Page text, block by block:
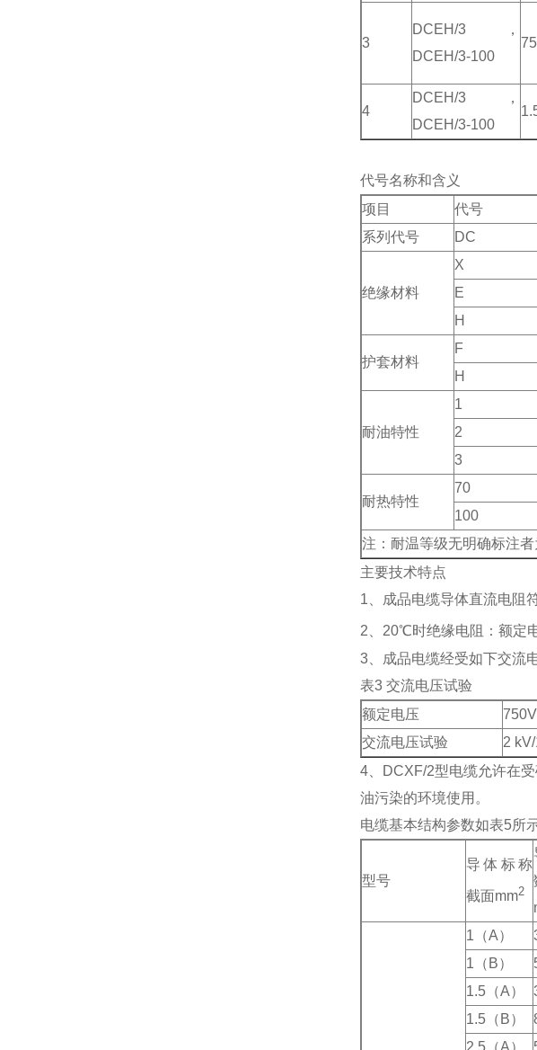
3
DCEH/3，
DCEH/3-100
4
DCEH/3，
DCEH/3-100
代号名称和含义
项目
代号
系列代号
DC
绝缘材料
X
E
H
护套材料
F
H
耐油特性
1
2
3
耐热特性
70
100
注：耐温等级无明确标注者
主要技术特点
1、成品电缆导体直流电阻
2、20℃时绝缘电阻：额定
3、成品电缆经受如下交流
表3 交流电压试验
额定电压
750V
交流电压试验
2
4、DCXF/2型电缆允许在
油污染的环境使用。
电缆基本结构参数如表5所
型号
导体标称
截面mm2
1（A）
1（B）
1.5（A）
1.5（B）
2.5（A）